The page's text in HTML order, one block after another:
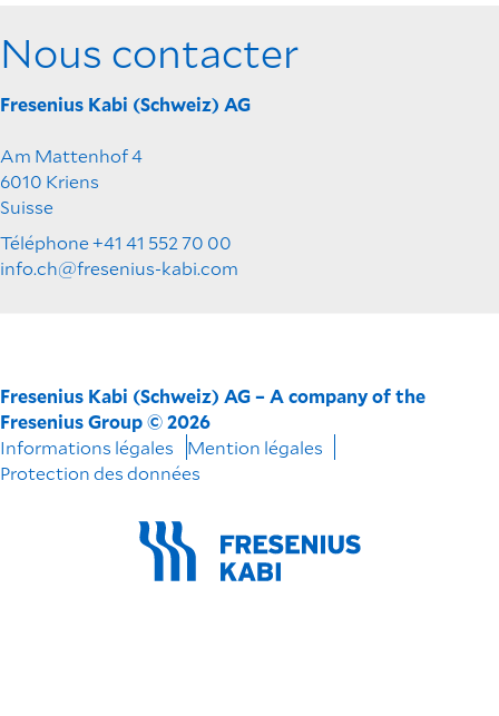
Nous contacter
Fresenius Kabi (Schweiz) AG
Am Mattenhof 4
6010 Kriens
Suisse
Téléphone +41 41 552 70 00
info.ch@fresenius-kabi.com
Fresenius Kabi (Schweiz) AG – A company of the
Fresenius Group © 2026
Informations légales
Mention légales
Protection des données